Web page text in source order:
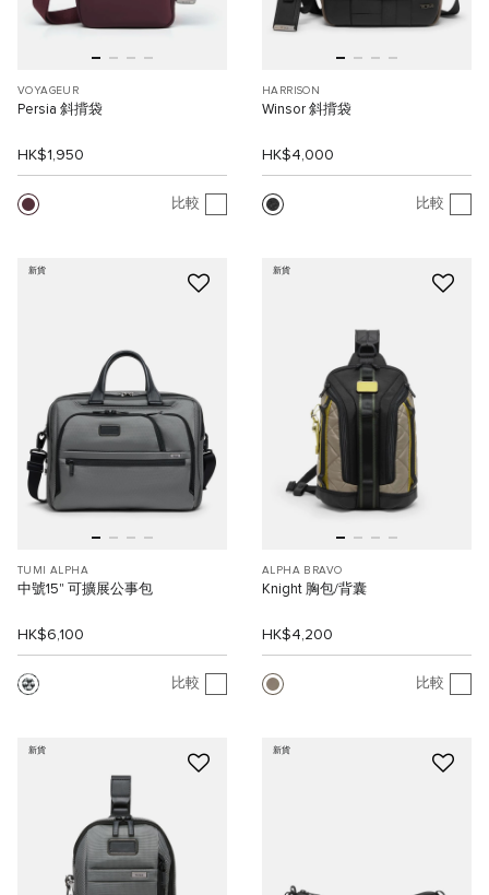
VOYAGEUR
Persia 斜揹袋
HK$1,950
比較
HARRISON
Winsor 斜揹袋
HK$4,000
比較
新貨
TUMI ALPHA
中號15" 可擴展公事包
HK$6,100
比較
新貨
ALPHA BRAVO
Knight 胸包/背囊
HK$4,200
比較
新貨 新貨